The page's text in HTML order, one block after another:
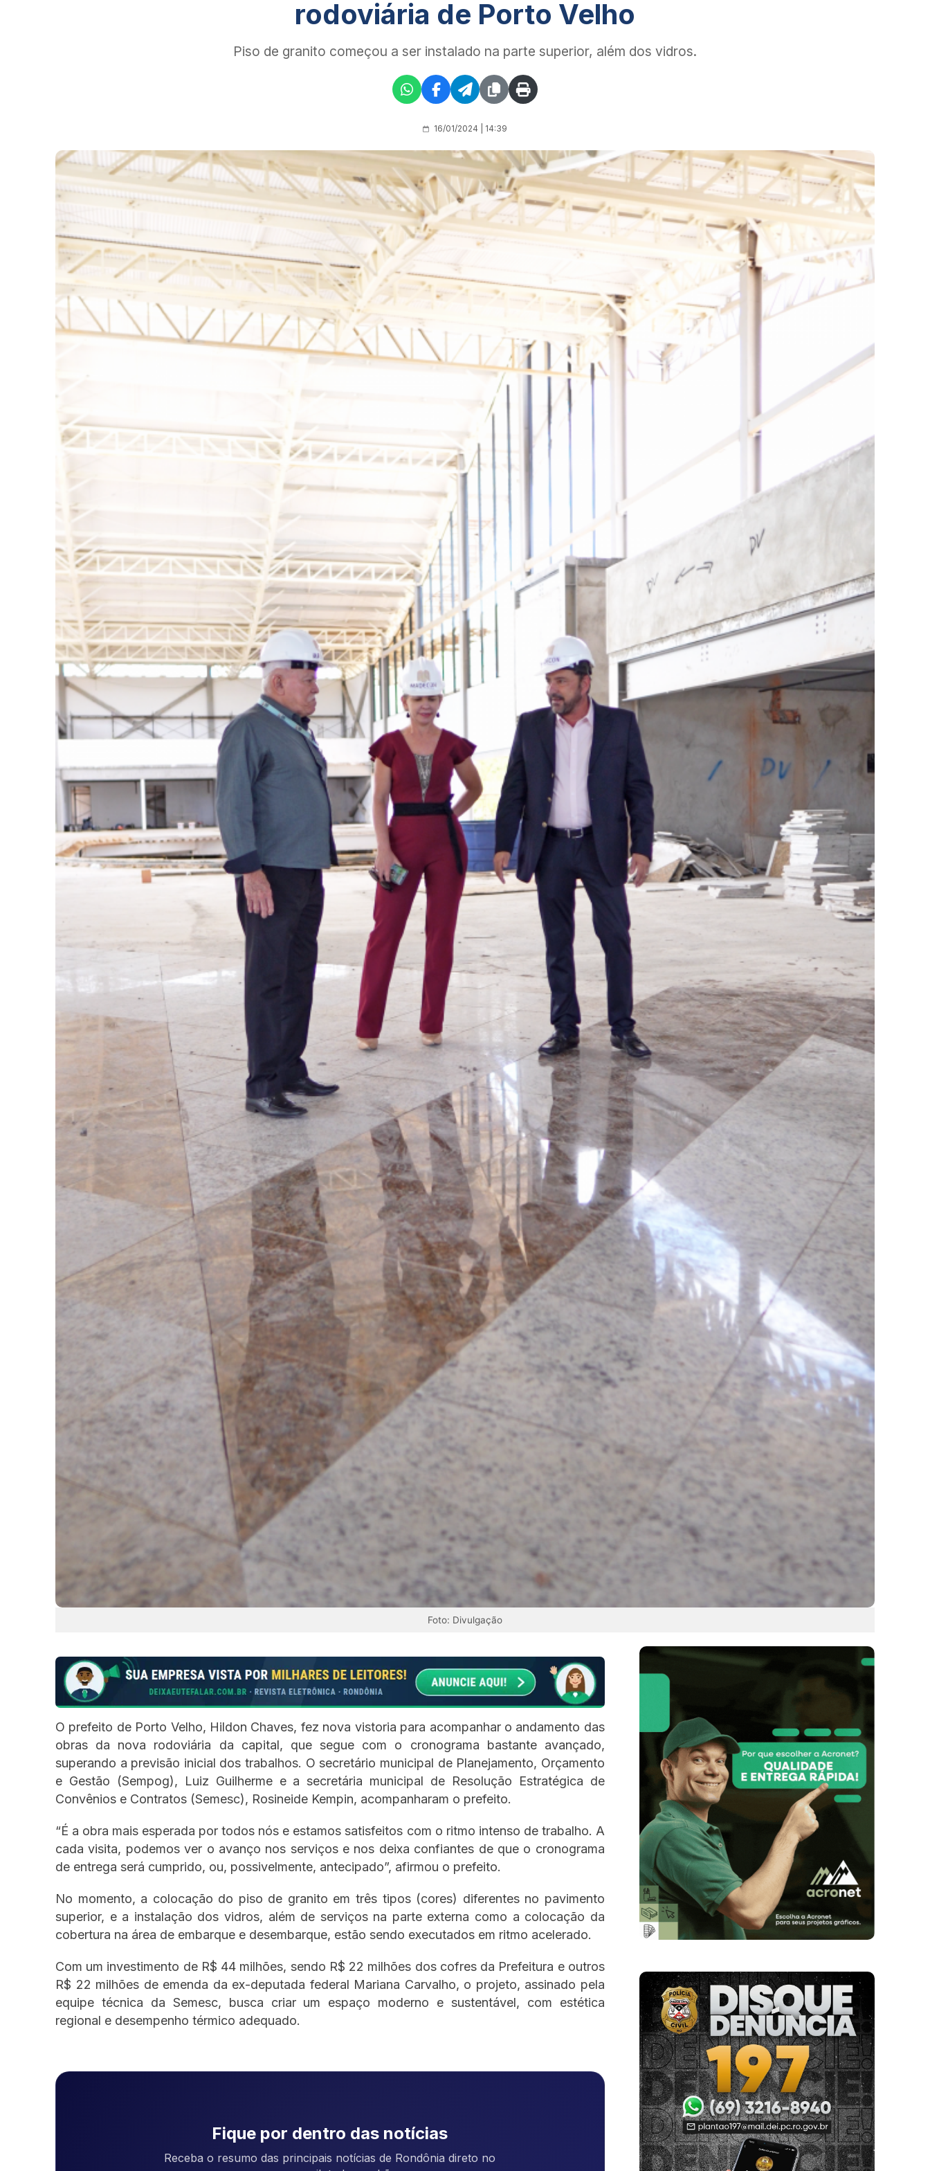
rodoviária de Porto Velho
Piso de granito começou a ser instalado na parte superior, além dos vidros.
16/01/2024 | 14:39
Foto: Divulgação
O prefeito de Porto Velho, Hildon Chaves, fez nova vistoria para acompanhar o andamento das
obras da nova rodoviária da capital, que segue com o cronograma bastante avançado,
superando a previsão inicial dos trabalhos. O secretário municipal de Planejamento, Orçamento
e Gestão (Sempog), Luiz Guilherme e a secretária municipal de Resolução Estratégica de
Convênios e Contratos (Semesc), Rosineide Kempin, acompanharam o prefeito.
“É a obra mais esperada por todos nós e estamos satisfeitos com o ritmo intenso de trabalho. A
cada visita, podemos ver o avanço nos serviços e nos deixa confiantes de que o cronograma
de entrega será cumprido, ou, possivelmente, antecipado”, afirmou o prefeito.
No momento, a colocação do piso de granito em três tipos (cores) diferentes no pavimento
superior, e a instalação dos vidros, além de serviços na parte externa como a colocação da
cobertura na área de embarque e desembarque, estão sendo executados em ritmo acelerado.
Com um investimento de R$ 44 milhões, sendo R$ 22 milhões dos cofres da Prefeitura e outros
R$ 22 milhões de emenda da ex-deputada federal Mariana Carvalho, o projeto, assinado pela
equipe técnica da Semesc, busca criar um espaço moderno e sustentável, com estética
regional e desempenho térmico adequado.
Fique por dentro das notícias
Receba o resumo das principais notícias de Rondônia direto no